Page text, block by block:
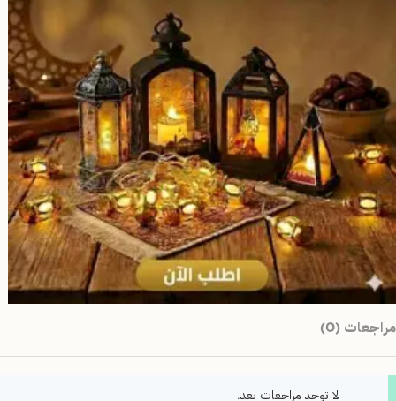
مراجعات (0)
لا توجد مراجعات بعد.